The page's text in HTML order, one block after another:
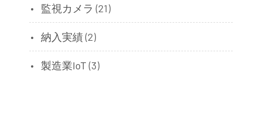
監視カメラ (21)
納入実績(2)
製造業IoT(3)